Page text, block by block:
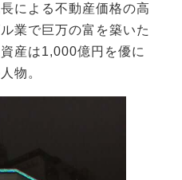
による不動産価格の高
業で巨万の富を築いた
産は1,000億円を優に
物。